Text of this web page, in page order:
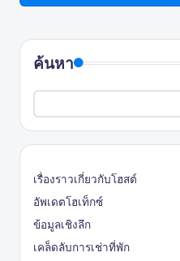
ค้นหา
เรื่องราวเกี่ยวกับโฮสต์
อัพเดตโฮเท็กซ์
ข้อมูลเชิงลึก
เคล็ดลับการเช่าที่พัก